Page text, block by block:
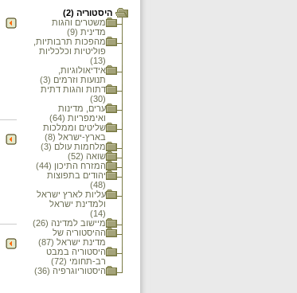
היסטוריה (2)
משטרים והגות
מדינית (9)
מהפכות תרבותיות,
פוליטיות וכלכליות
(13)
אידיאולוגיות,
תנועות וזרמים (3)
דתות והגות דתית
(30)
ערים, מדינות
ואימפריות (64)
שליטים וממלכות
בארץ-ישראל (8)
מלחמות עולם (3)
שואה (52)
המזרח התיכון (44)
יהודים בתפוצות
(48)
עליות לארץ ישראל
ולמדינת ישראל
(14)
מיישוב למדינה (26)
ההיסטוריה של
מדינת ישראל (87)
היסטוריה במבט
רב-תחומי (72)
היסטוריוגרפיה (36)